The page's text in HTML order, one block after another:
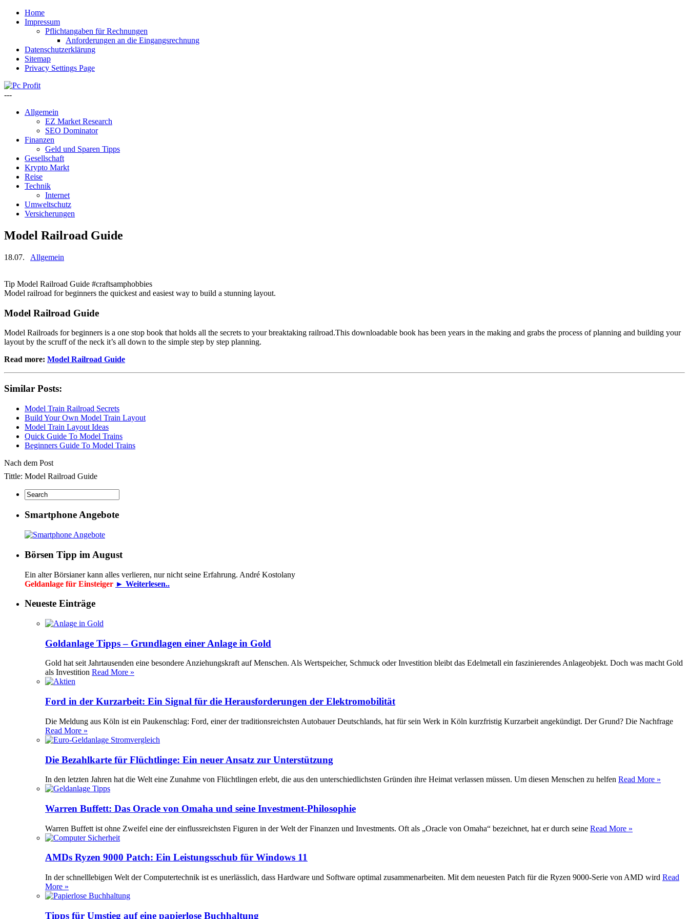
Home
Impressum
Pflichtangaben für Rechnungen
Anforderungen an die Eingangsrechnung
Datenschutzerklärung
Sitemap
Privacy Settings Page
---
Allgemein
EZ Market Research
SEO Dominator
Finanzen
Geld und Sparen Tipps
Gesellschaft
Krypto Markt
Reise
Technik
Internet
Umweltschutz
Versicherungen
Model Railroad Guide
18.07. Allgemein
Tip Model Railroad Guide #craftsamphobbies
Model railroad for beginners the quickest and easiest way to build a stunning layout.
Model Railroad Guide
Model Railroads for beginners is a one stop book that holds all the secrets to your breaktaking railroad.This downloadable book has been years in the making and grabs the process of planning and building your
layout by the scruff of the neck it’s all down to the simple step by step planning.
Read more: Model Railroad Guide
Similar Posts:
Model Train Railroad Secrets
Build Your Own Model Train Layout
Model Train Layout Ideas
Quick Guide To Model Trains
Beginners Guide To Model Trains
Nach dem Post
Tittle: Model Railroad Guide
Smartphone Angebote
Börsen Tipp im August
Ein alter Börsianer kann alles verlieren, nur nicht seine Erfahrung. André Kostolany
Geldanlage für Einsteiger ► Weiterlesen..
Neueste Einträge
Goldanlage Tipps – Grundlagen einer Anlage in Gold
Gold hat seit Jahrtausenden eine besondere Anziehungskraft auf Menschen. Als Wertspeicher, Schmuck oder Investition bleibt das Edelmetall ein faszinierendes Anlageobjekt. Doch was macht Gold
als Investition Read More »
Ford in der Kurzarbeit: Ein Signal für die Herausforderungen der Elektromobilität
Die Meldung aus Köln ist ein Paukenschlag: Ford, einer der traditionsreichsten Autobauer Deutschlands, hat für sein Werk in Köln kurzfristig Kurzarbeit angekündigt. Der Grund? Die Nachfrage
Read More »
Die Bezahlkarte für Flüchtlinge: Ein neuer Ansatz zur Unterstützung
In den letzten Jahren hat die Welt eine Zunahme von Flüchtlingen erlebt, die aus den unterschiedlichsten Gründen ihre Heimat verlassen müssen. Um diesen Menschen zu helfen Read More »
Warren Buffett: Das Oracle von Omaha und seine Investment-Philosophie
Warren Buffett ist ohne Zweifel eine der einflussreichsten Figuren in der Welt der Finanzen und Investments. Oft als „Oracle von Omaha“ bezeichnet, hat er durch seine Read More »
AMDs Ryzen 9000 Patch: Ein Leistungsschub für Windows 11
In der schnelllebigen Welt der Computertechnik ist es unerlässlich, dass Hardware und Software optimal zusammenarbeiten. Mit dem neuesten Patch für die Ryzen 9000-Serie von AMD wird Read
More »
Tipps für Umstieg auf eine papierlose Buchhaltung